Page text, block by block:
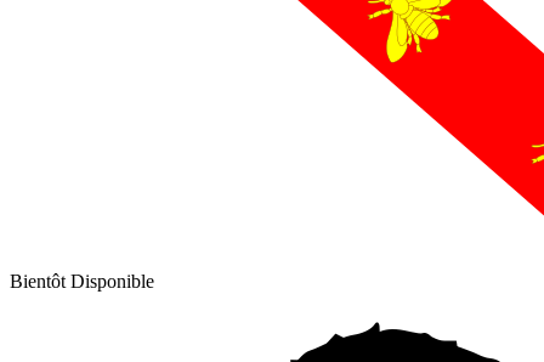
Bientôt Disponible